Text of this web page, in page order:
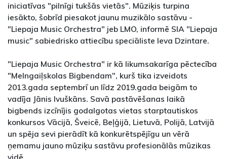
iniciatīvas "pilnīgi tukšās vietās". Mūziķis turpina
iesākto, šobrīd piesakot jaunu muzikālo sastāvu -
"Liepaja Music Orchestra" jeb LMO, informē SIA "Liepaja
music" sabiedrisko attiecību speciāliste Ieva Dzintare.
"Liepaja Music Orchestra" ir kā likumsakarīga pēctecība
"Melngaiļskolas Bigbendam", kurš tika izveidots
2013.gada septembrī un līdz 2019.gada beigām to
vadīja Jānis Ivuškāns. Savā pastāvēšanas laikā
bigbends izcīnījis godalgotas vietas starptautiskos
konkursos Vācijā, Šveicē, Beļģijā, Lietuvā, Polijā, Latvijā
un spēja sevi pierādīt kā konkurētspējīgu un vērā
ņemamu jauno mūziķu sastāvu profesionālās mūzikas